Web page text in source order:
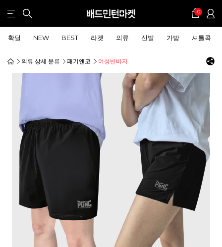
0
확딜 NEW BEST 라켓 의류 신발 가방 셔틀콕
의류 상세 분류 패기앤코 여성반바지